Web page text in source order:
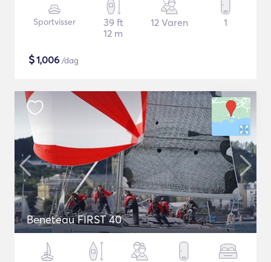
Sportvisser
39 ft
12 m
12 Varen 1
$1,006 /dag
Beneteau FIRST 40